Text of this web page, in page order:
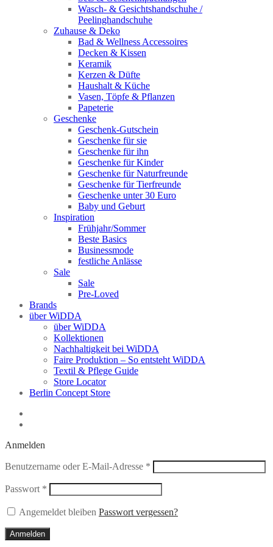
Wasch‑ & Gesichtshandschuhe /
Peelinghandschuhe
Zuhause & Deko
Bad & Wellness Accessoires
Decken & Kissen
Keramik
Kerzen & Düfte
Haushalt & Küche
Vasen, Töpfe & Pflanzen
Papeterie
Geschenke
Geschenk-Gutschein
Geschenke für sie
Geschenke für ihn
Geschenke für Kinder
Geschenke für Naturfreunde
Geschenke für Tierfreunde
Geschenke unter 30 Euro
Baby und Geburt
Inspiration
Frühjahr/Sommer
Beste Basics
Businessmode
festliche Anlässe
Sale
Sale
Pre-Loved
Brands
über WiDDA
über WiDDA
Kollektionen
Nachhaltigkeit bei WiDDA
Faire Produktion – So entsteht WiDDA
Textil & Pflege Guide
Store Locator
Berlin Concept Store
Anmelden
Benutzername oder E-Mail-Adresse * Erforderlich
Passwort * Erforderlich
Angemeldet bleiben Passwort vergessen?
Anmelden